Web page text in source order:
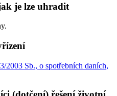
je lze uhradit
2003 Sb., o spotřebních daních,